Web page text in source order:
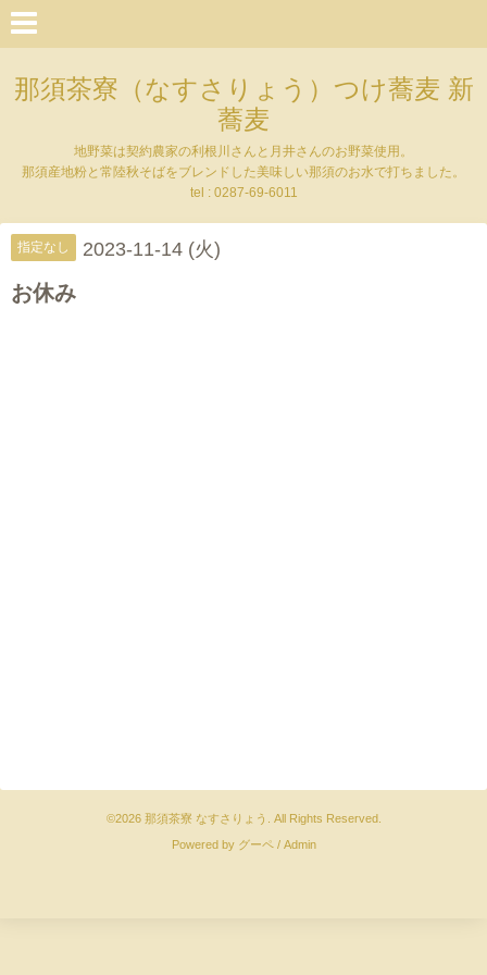
那須茶寮（なすさりょう）つけ蕎麦 新
蕎麦
地野菜は契約農家の利根川さんと月井さんのお野菜使用。
那須産地粉と常陸秋そばをブレンドした美味しい那須のお水で打ちました。
tel : 0287-69-6011
指定なし 2023-11-14 (火)
お休み
©2026 那須茶寮 なすさりょう
. All Rights Reserved.
Powered by グーペ/ Admin